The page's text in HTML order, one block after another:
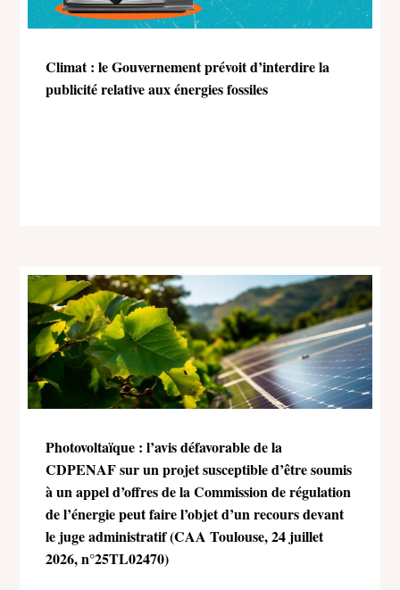
Climat : le Gouvernement prévoit d’interdire la
publicité relative aux énergies fossiles
Photovoltaïque : l’avis défavorable de la
CDPENAF sur un projet susceptible d’être soumis
à un appel d’offres de la Commission de régulation
de l’énergie peut faire l’objet d’un recours devant
le juge administratif (CAA Toulouse, 24 juillet
2026, n°25TL02470)